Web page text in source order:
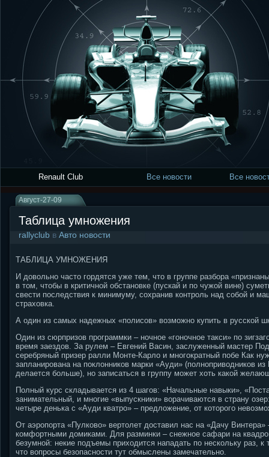
Renault Club Все новости Все
Август-27-09
Таблица умножения
rallyclub в Авто новости
ТАБЛИЦА УМНОЖЕНИЯ
И довольно часто гордятся уже тем, что в группе разбора
в том, чтобы в критичной обстановке (пускай и по чужой вине)
свести последствия к минимуму, сохранив контроль над собой и
страховка.
А один из самых надежных «полисов» возможно купить в русской
Один из сюрпризов программки – ночное «гоночное такси» по
время заездов. За рулем – Евгений Васин, заслуженный мастер
серебряный призер ралли Монте-Карло и многократный побе Как
запланирована на поклонников марки «Ауди» (полноприводников
делается больше), но записаться в группу может хоть какой
Полный курс складывается из 4 шагов: «Начальные навыки»,
занимательный, и многие «выпускники» ворачиваются в страну
четыре денька с «Ауди кватро» – предложение, от которого
От аэропорта «Пулково» вертолет доставил нас на «Дачу
комфортными домиками. Для разминки – снежное сафари на
безумной: некие подъемы приходится нападать по нескольку раз,
что вопросы безопасности тут обмыслены замечательно.